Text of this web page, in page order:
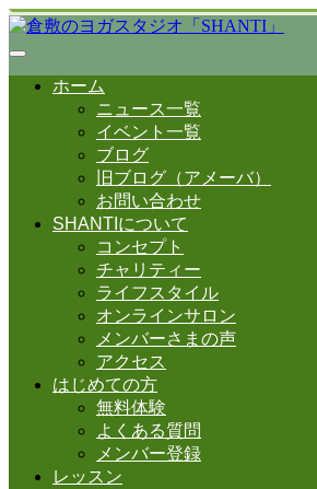
ホーム
ニュース一覧
イベント一覧
ブログ
旧ブログ（アメーバ）
お問い合わせ
SHANTIについて
コンセプト
チャリティー
ライフスタイル
オンラインサロン
メンバーさまの声
アクセス
はじめての方
無料体験
よくある質問
メンバー登録
レッスン